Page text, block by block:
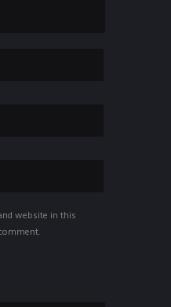
website in this